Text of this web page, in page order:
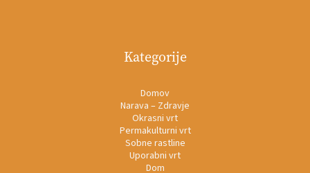
Kategorije
Domov
Narava – Zdravje
Okrasni vrt
Permakulturni vrt
Sobne rastline
Uporabni vrt
Dom